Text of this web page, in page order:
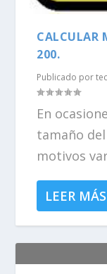
CALCULAR
200.
Publicado por
En
tamaño
motivos
LEER MÁS